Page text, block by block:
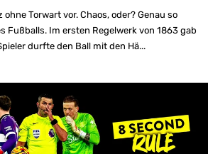
Torwart vor. Chaos, oder? Genau so
Fußballs. Im ersten Regelwerk von 1863 gab
durfte den Ball mit den Hä...